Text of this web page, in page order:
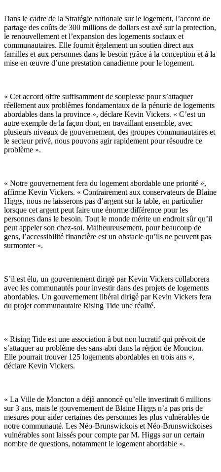
Dans le cadre de la Stratégie nationale sur le logement, l’accord de
partage des coûts de 300 millions de dollars est axé sur la protection,
le renouvellement et l’expansion des logements sociaux et
communautaires. Elle fournit également un soutien direct aux
familles et aux personnes dans le besoin grâce à la conception et à la
mise en œuvre d’une prestation canadienne pour le logement.
« Cet accord offre suffisamment de souplesse pour s’attaquer
réellement aux problèmes fondamentaux de la pénurie de logements
abordables dans la province », déclare Kevin Vickers. « C’est un
autre exemple de la façon dont, en travaillant ensemble, avec
plusieurs niveaux de gouvernement, des groupes communautaires et
le secteur privé, nous pouvons agir rapidement pour résoudre ce
problème ».
« Notre gouvernement fera du logement abordable une priorité »,
affirme Kevin Vickers. « Contrairement aux conservateurs de Blaine
Higgs, nous ne laisserons pas d’argent sur la table, en particulier
lorsque cet argent peut faire une énorme différence pour les
personnes dans le besoin. Tout le monde mérite un endroit sûr qu’il
peut appeler son chez-soi. Malheureusement, pour beaucoup de
gens, l’accessibilité financière est un obstacle qu’ils ne peuvent pas
surmonter ».
S’il est élu, un gouvernement dirigé par Kevin Vickers collaborera
avec les communautés pour investir dans des projets de logements
abordables. Un gouvernement libéral dirigé par Kevin Vickers fera
du projet communautaire Rising Tide une réalité.
« Rising Tide est une association à but non lucratif qui prévoit de
s’attaquer au problème des sans-abri dans la région de Moncton.
Elle pourrait trouver 125 logements abordables en trois ans »,
déclare Kevin Vickers.
« La Ville de Moncton a déjà annoncé qu’elle investirait 6 millions
sur 3 ans, mais le gouvernement de Blaine Higgs n’a pas pris de
mesures pour aider certaines des personnes les plus vulnérables de
notre communauté. Les Néo-Brunswickois et Néo-Brunswickoises
vulnérables sont laissés pour compte par M. Higgs sur un certain
nombre de questions, notamment le logement abordable ».